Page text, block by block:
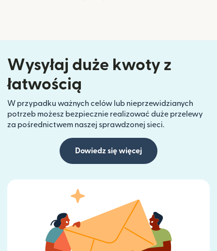
Wysyłaj duże kwoty z
łatwością
W przypadku ważnych celów lub nieprzewidzianych
potrzeb możesz bezpiecznie realizować duże przelewy
za pośrednictwem naszej sprawdzonej sieci.
Dowiedz się więcej